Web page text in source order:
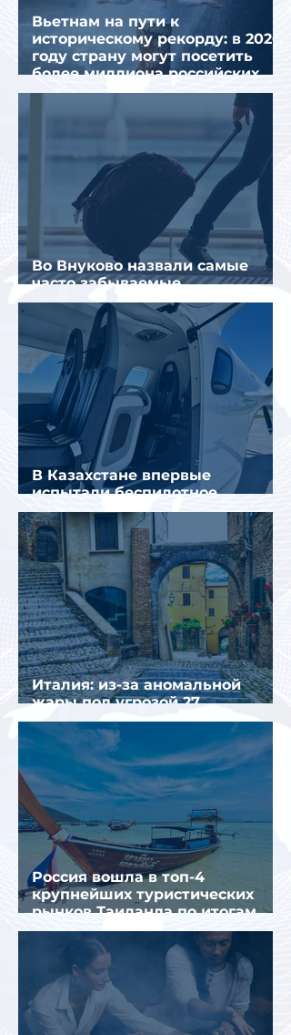
Вьетнам на пути к
историческому рекорду: в 2026
году страну могут посетить
более миллиона российских
туристов
Во Внуково назвали самые
часто забываемые
пассажирами вещи
В Казахстане впервые
испытали беспилотное
аэротакси с пассажирами
Италия: из-за аномальной
жары под угрозой 27
крупнейших городов
Россия вошла в топ-4
крупнейших туристических
рынков Таиланда по итогам
семи месяцев 2026 года